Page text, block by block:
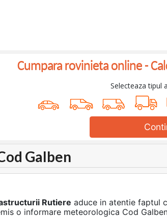
Cumpara rovinieta online -
Selecteaza tipul
Galben
Rutiere aduce in atentie faptul
o informare meteorologica Cod